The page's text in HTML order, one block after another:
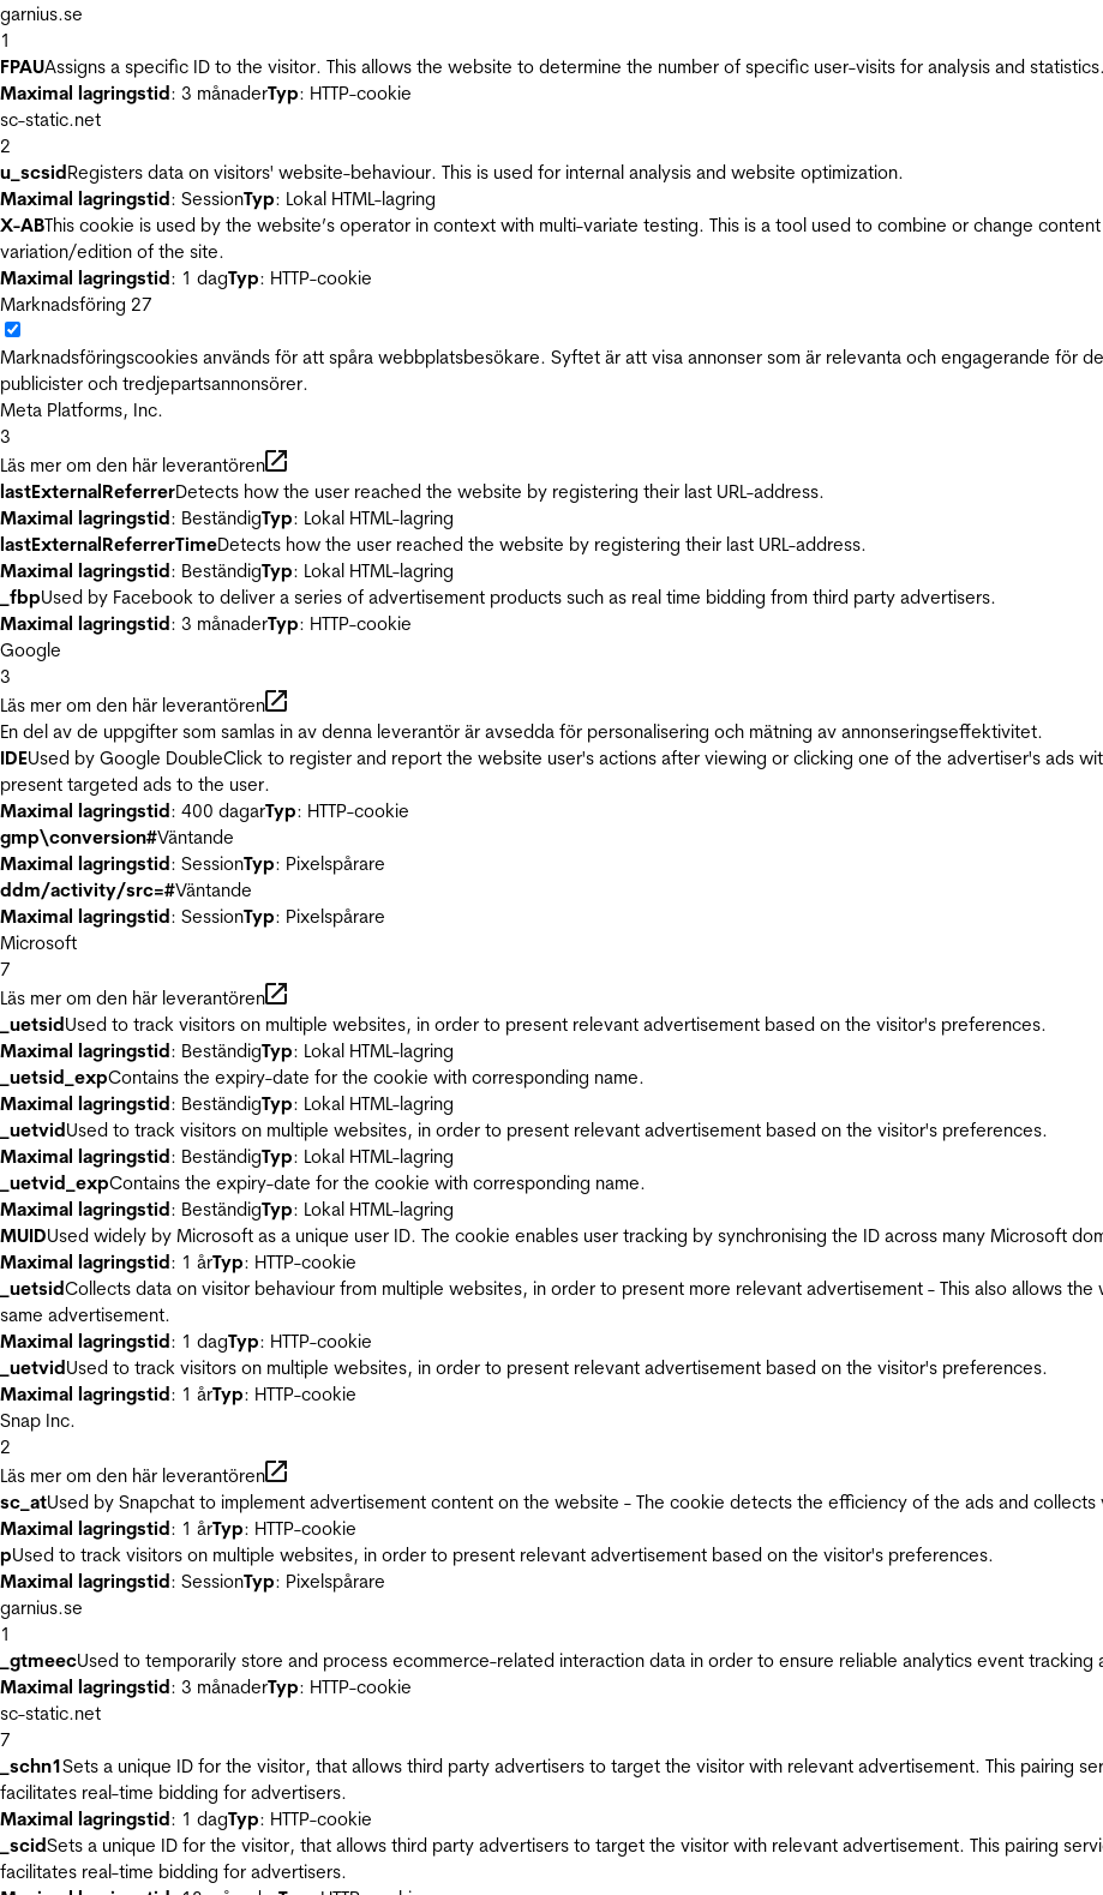
garnius.se
1
FPAUAssigns a specific ID to the visitor. This allows the website to determine the number of specific user-visits for analysis and statistics.
Maximal lagringstid: 3 månaderTyp: HTTP-cookie
sc-static.net
2
u_scsidRegisters data on visitors' website-behaviour. This is used for internal analysis and website optimization.
Maximal lagringstid: SessionTyp: Lokal HTML-lagring
X-ABThis cookie is used by the website’s operator in context with multi-variate testing. This is a tool used to combine or change
variation/edition of the site.
Maximal lagringstid: 1 dagTyp: HTTP-cookie
Marknadsföring 27
Marknadsföringscookies används för att spåra webbplatsbesökare. Syftet är att visa annonser som är relevanta och engagerande för
publicister och tredjepartsannonsörer.
Meta Platforms, Inc.
3
Läs mer om den här leverantören
lastExternalReferrerDetects how the user reached the website by registering their last URL-address.
Maximal lagringstid: BeständigTyp: Lokal HTML-lagring
lastExternalReferrerTimeDetects how the user reached the website by registering their last URL-address.
Maximal lagringstid: BeständigTyp: Lokal HTML-lagring
_fbpUsed by Facebook to deliver a series of advertisement products such as real time bidding from third party advertisers.
Maximal lagringstid: 3 månaderTyp: HTTP-cookie
Google
3
Läs mer om den här leverantören
En del av de uppgifter som samlas in av denna leverantör är avsedda för personalisering och mätning av annonseringseffektivitet.
IDEUsed by Google DoubleClick to register and report the website user's actions after viewing or clicking one of the advertiser's ads
present targeted ads to the user.
Maximal lagringstid: 400 dagarTyp: HTTP-cookie
gmp\conversion#Väntande
Maximal lagringstid: SessionTyp: Pixelspårare
ddm/activity/src=#Väntande
Maximal lagringstid: SessionTyp: Pixelspårare
Microsoft
7
Läs mer om den här leverantören
_uetsidUsed to track visitors on multiple websites, in order to present relevant advertisement based on the visitor's preferences.
Maximal lagringstid: BeständigTyp: Lokal HTML-lagring
_uetsid_expContains the expiry-date for the cookie with corresponding name.
Maximal lagringstid: BeständigTyp: Lokal HTML-lagring
_uetvidUsed to track visitors on multiple websites, in order to present relevant advertisement based on the visitor's preferences.
Maximal lagringstid: BeständigTyp: Lokal HTML-lagring
_uetvid_expContains the expiry-date for the cookie with corresponding name.
Maximal lagringstid: BeständigTyp: Lokal HTML-lagring
MUIDUsed widely by Microsoft as a unique user ID. The cookie enables user tracking by synchronising the ID across many Microsoft
Maximal lagringstid: 1 årTyp: HTTP-cookie
_uetsidCollects data on visitor behaviour from multiple websites, in order to present more relevant advertisement - This also allows
same advertisement.
Maximal lagringstid: 1 dagTyp: HTTP-cookie
_uetvidUsed to track visitors on multiple websites, in order to present relevant advertisement based on the visitor's preferences.
Maximal lagringstid: 1 årTyp: HTTP-cookie
Snap Inc.
2
Läs mer om den här leverantören
sc_atUsed by Snapchat to implement advertisement content on the website - The cookie detects the efficiency of the ads and
Maximal lagringstid: 1 årTyp: HTTP-cookie
pUsed to track visitors on multiple websites, in order to present relevant advertisement based on the visitor's preferences.
Maximal lagringstid: SessionTyp: Pixelspårare
garnius.se
1
_gtmeecUsed to temporarily store and process ecommerce-related interaction data in order to ensure reliable analytics event tracking
Maximal lagringstid: 3 månaderTyp: HTTP-cookie
sc-static.net
7
_schn1Sets a unique ID for the visitor, that allows third party advertisers to target the visitor with relevant advertisement. This pairing
facilitates real-time bidding for advertisers.
Maximal lagringstid: 1 dagTyp: HTTP-cookie
_scidSets a unique ID for the visitor, that allows third party advertisers to target the visitor with relevant advertisement. This pairing
facilitates real-time bidding for advertisers.